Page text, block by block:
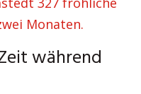
Monaten.
während